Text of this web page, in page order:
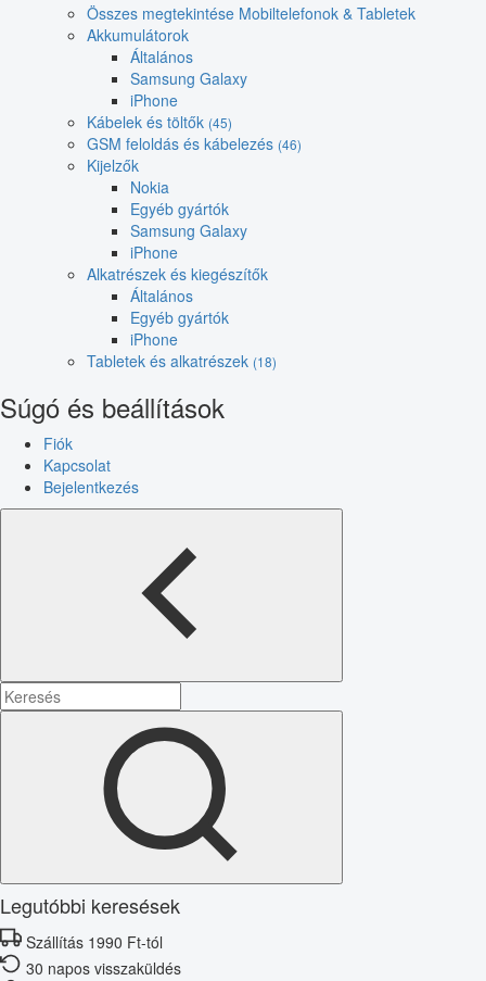
Összes megtekintése Mobiltelefonok & Tabletek
Akkumulátorok
Általános
Samsung Galaxy
iPhone
Kábelek és töltők (45)
GSM feloldás és kábelezés (46)
Kijelzők
Nokia
Egyéb gyártók
Samsung Galaxy
iPhone
Alkatrészek és kiegészítők
Általános
Egyéb gyártók
iPhone
Tabletek és alkatrészek (18)
Súgó és beállítások
Fiók
Kapcsolat
Bejelentkezés
Legutóbbi keresések
Szállítás 1990 Ft-tól
30 napos visszaküldés